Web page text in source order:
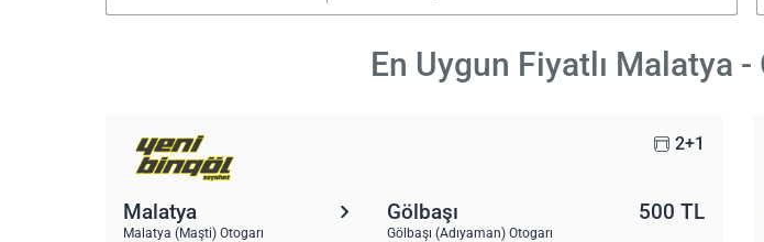
En Uygun Fiyatlı Malatya
2+1
Malatya
Malatya (Maşti) Otogarı
Gölbaşı
Gölbaşı (Adıyaman) Otogarı
500 TL